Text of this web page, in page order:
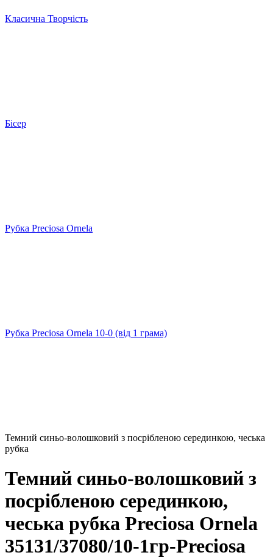
Класична Творчість
Бісер
Рубка Preciosa Ornela
Рубка Preciosa Ornela 10-0 (від 1 грама)
Темний синьо-волошковий з посрібленою серединкою, чеська
рубка
Темний синьо-волошковий з
посрібленою серединкою,
чеська рубка Preciosa Ornela
35131/37080/10-1гр-Preciosa